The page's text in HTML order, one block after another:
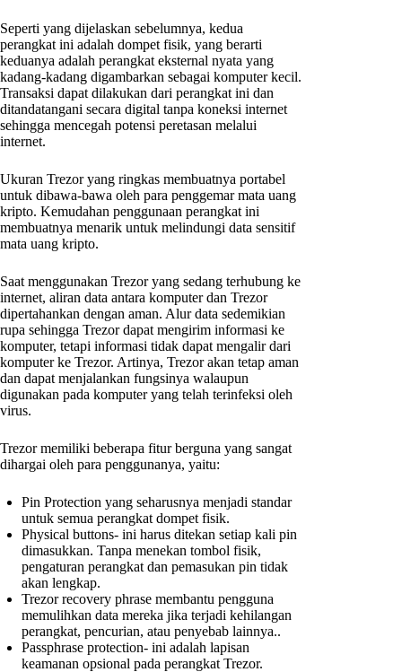
Seperti yang dijelaskan sebelumnya, kedua
perangkat ini adalah dompet fisik, yang berarti
keduanya adalah perangkat eksternal nyata yang
kadang-kadang digambarkan sebagai komputer kecil.
Transaksi dapat dilakukan dari perangkat ini dan
ditandatangani secara digital tanpa koneksi internet
sehingga mencegah potensi peretasan melalui
internet.
Ukuran Trezor yang ringkas membuatnya portabel
untuk dibawa-bawa oleh para penggemar mata uang
kripto. Kemudahan penggunaan perangkat ini
membuatnya menarik untuk melindungi data sensitif
mata uang kripto.
Saat menggunakan Trezor yang sedang terhubung ke
internet, aliran data antara komputer dan Trezor
dipertahankan dengan aman. Alur data sedemikian
rupa sehingga Trezor dapat mengirim informasi ke
komputer, tetapi informasi tidak dapat mengalir dari
komputer ke Trezor. Artinya, Trezor akan tetap aman
dan dapat menjalankan fungsinya walaupun
digunakan pada komputer yang telah terinfeksi oleh
virus.
Trezor memiliki beberapa fitur berguna yang sangat
dihargai oleh para penggunanya, yaitu:
Pin Protection yang seharusnya menjadi standar
untuk semua perangkat dompet fisik.
Physical buttons- ini harus ditekan setiap kali pin
dimasukkan. Tanpa menekan tombol fisik,
pengaturan perangkat dan pemasukan pin tidak
akan lengkap.
Trezor recovery phrase membantu pengguna
memulihkan data mereka jika terjadi kehilangan
perangkat, pencurian, atau penyebab lainnya..
Passphrase protection- ini adalah lapisan
keamanan opsional pada perangkat Trezor.